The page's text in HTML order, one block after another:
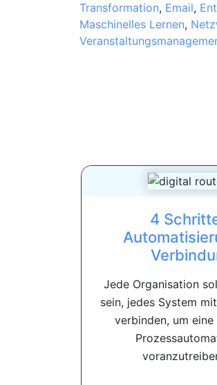
Transformation, Email,
Maschinelles Lernen,
4
Jede Organisation
sein, jedes System
verbinden, um